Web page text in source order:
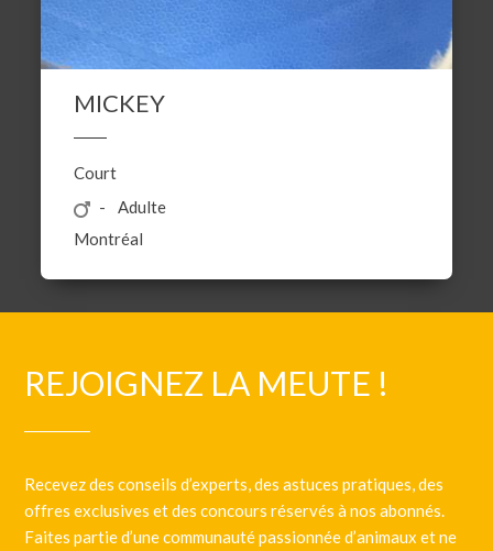
MICKEY
Court
Adulte
Montréal
REJOIGNEZ LA MEUTE !
Recevez des conseils d’experts, des astuces pratiques, des
offres exclusives et des concours réservés à nos abonnés.
Faites partie d’une communauté passionnée d’animaux et ne